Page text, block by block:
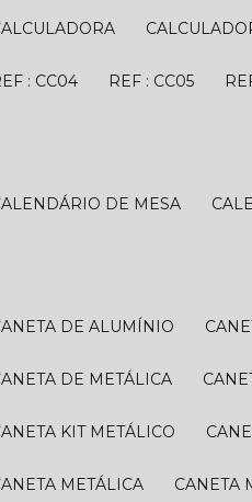
CALCULADORA
REF : CC04 REF : CC05
CALENDÁRIO DE MESA
CANETA DE ALUMÍNIO
CANETA DE METÁLICA
CANETA KIT METÁLICO
CANETA METÁLICA CANETA